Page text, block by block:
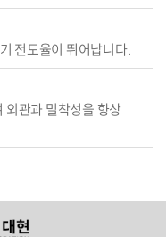
전도율이 뛰어납니다.
외관과 밀착성을 향상